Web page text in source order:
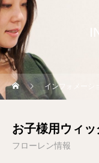
インフォメーシ
お子様用ウィッ
フローレン情報